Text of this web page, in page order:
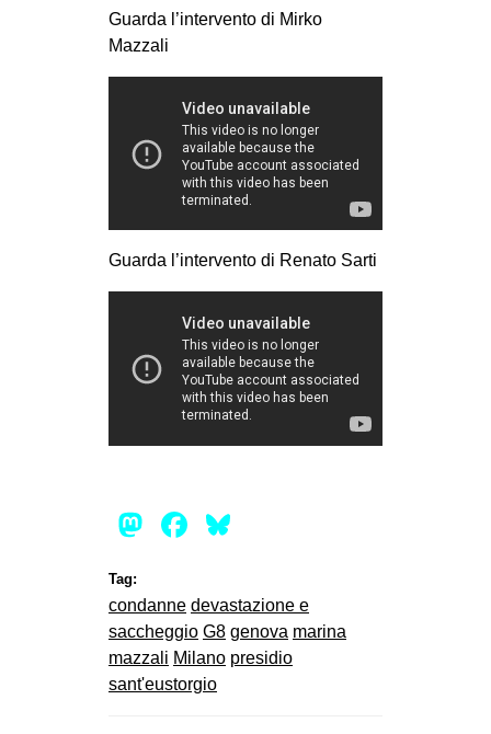
CULTURE
MANIFESTI
MUSICA
RECENSIONI
AMERICHE
ESTREMO ORIENTE
EUROPA
EVENTI
Fb
tw
Guarda l’intervento di Mirko
Mazzali
Guarda l’intervento di Renato Sarti
Mastodon
Facebook
Tag:
condanne devastazione e
saccheggio G8 genova marina
mazzali Milano presidio
sant'eustorgio